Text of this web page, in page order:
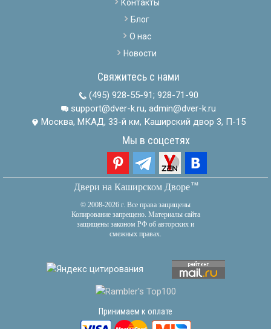
Контакты
Блог
О нас
Новости
Свяжитесь с нами
(495) 928-55-91; 928-71-90
support@dver-k.ru, admin@dver-k.ru
Москва, МКАД, 33-й км, Каширский двор 3, П-15
Мы в соцсетях
Двери на Каширском Дворетм
© 2008-2026 г. Все права защищены
Копирование запрещено. Материалы сайта
защищены законом РФ об авторских и
смежных правах.
Принимаем к оплате